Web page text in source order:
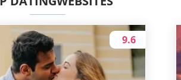
9.6